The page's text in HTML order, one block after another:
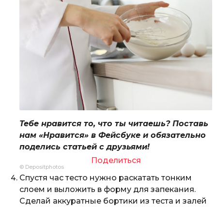
Тебе нравится то, что ты читаешь? Поставь
нам «Нравится» в Фейсбуке и обязательно
поделись статьей с друзьями!
Поделиться
© Depositphotos
Спустя час тесто нужно раскатать тонким
слоем и выложить в форму для запекания.
Сделай аккуратные бортики из теста и залей